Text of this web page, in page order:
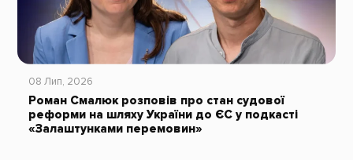
08 Лип, 2026
Роман Смалюк розповів про стан судової
реформи на шляху України до ЄС у подкасті
«Залаштунками перемовин»